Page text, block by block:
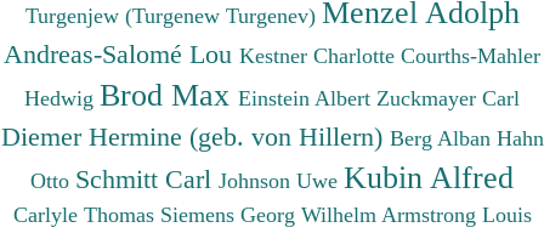
Turgenjew (Turgenew Turgenev) Menzel Adolph
Andreas-Salomé Lou Kestner Charlotte Courths-Mahler
Hedwig Brod Max Einstein Albert Zuckmayer Carl
Diemer Hermine (geb. von Hillern) Berg Alban Hahn
Otto Schmitt Carl Johnson Uwe Kubin Alfred
Carlyle Thomas Siemens Georg Wilhelm Armstrong Louis